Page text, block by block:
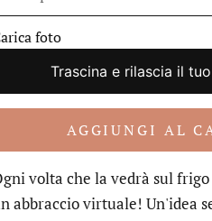
foto
Trascina e rilascia il
AGGIUNGI AL
volta che la vedrà sul
abbraccio virtuale! Un'idea